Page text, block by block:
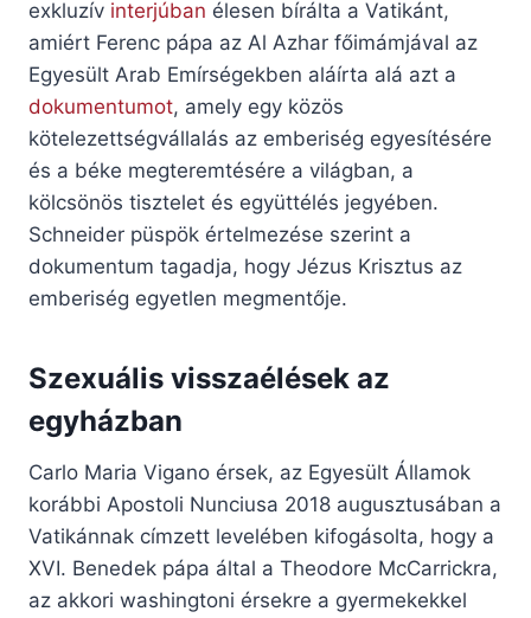
exkluzív interjúban élesen bírálta a Vatikánt,
amiért Ferenc pápa az Al Azhar főimámjával az
Egyesült Arab Emírségekben aláírta alá azt a
dokumentumot, amely egy közös
kötelezettségvállalás az emberiség egyesítésére
és a béke megteremtésére a világban, a
kölcsönös tisztelet és együttélés jegyében.
Schneider püspök értelmezése szerint a
dokumentum tagadja, hogy Jézus Krisztus az
emberiség egyetlen megmentője.
Szexuális visszaélések az
egyházban
Carlo Maria Vigano érsek, az Egyesült Államok
korábbi Apostoli Nunciusa 2018 augusztusában a
Vatikánnak címzett levelében kifogásolta, hogy a
XVI. Benedek pápa által a Theodore McCarrickra,
az akkori washingtoni érsekre a gyermekekkel